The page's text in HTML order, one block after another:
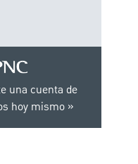
una cuenta de
hoy mismo